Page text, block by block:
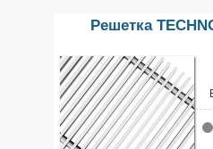
Решетка